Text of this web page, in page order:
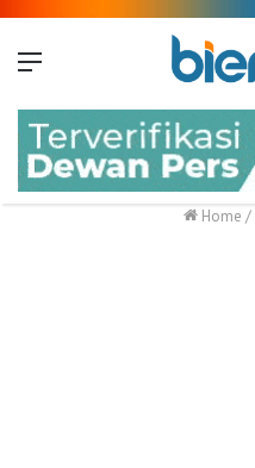
Home /